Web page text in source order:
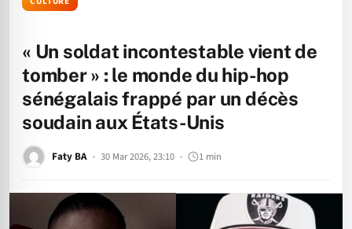
« Un soldat incontestable vient de
tomber » : le monde du hip-hop
sénégalais frappé par un décès
soudain aux États-Unis
Faty BA 30 Mar 2026, 23:10 1 min